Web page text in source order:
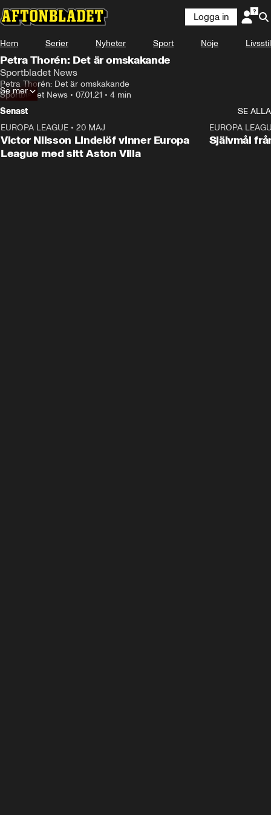
Logga in
Hem Serier Nyheter Sport Nöje Livsstil
Petra Thorén: Det är omskakande
Sportbladet News
Petra Thorén: Det är omskakande
Sportbladet News • 07.01.21 • 4 min
Se mer
Senast
SE ALLA
EUROPA LEAGUE • 20 MAJ
Victor Nilsson Lindelöf vinner Europa
League med sitt Aston Villa
EUROPA
Självmål